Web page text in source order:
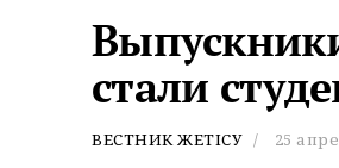
стали
ВЕСТНИК ЖЕТІСУ 25